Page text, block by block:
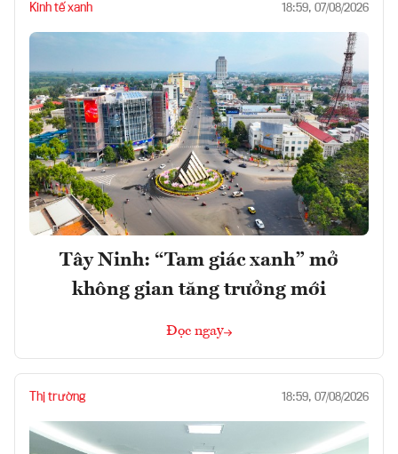
Kinh tế xanh 18:59, 07/08/2026
Tây Ninh: “Tam giác xanh” mở
không gian tăng trưởng mới
Đọc ngay
Thị trường 18:59, 07/08/2026